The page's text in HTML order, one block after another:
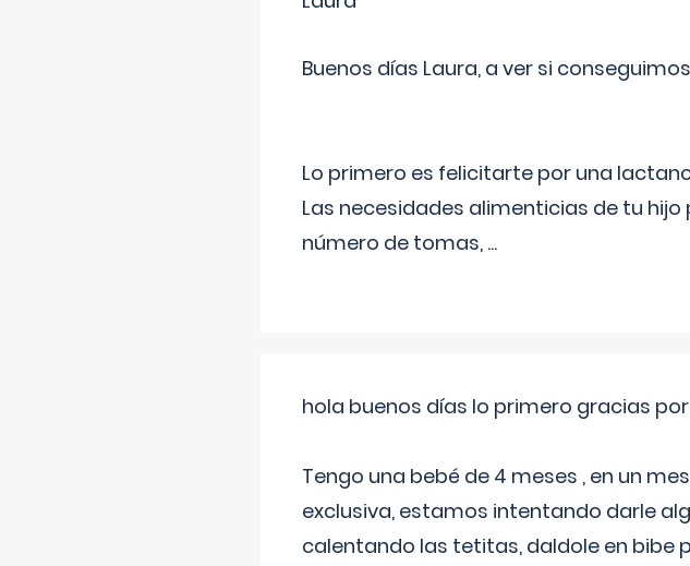
Buenos días Laura, a ver si
Lo primero es felicitarte por una
Las necesidades alimenticias de tu
número de tomas, ...
hola buenos días lo primero gracias
Tengo una bebé de 4 meses , en un
exclusiva, estamos intentando darle
calentando las tetitas, daldole en bibe